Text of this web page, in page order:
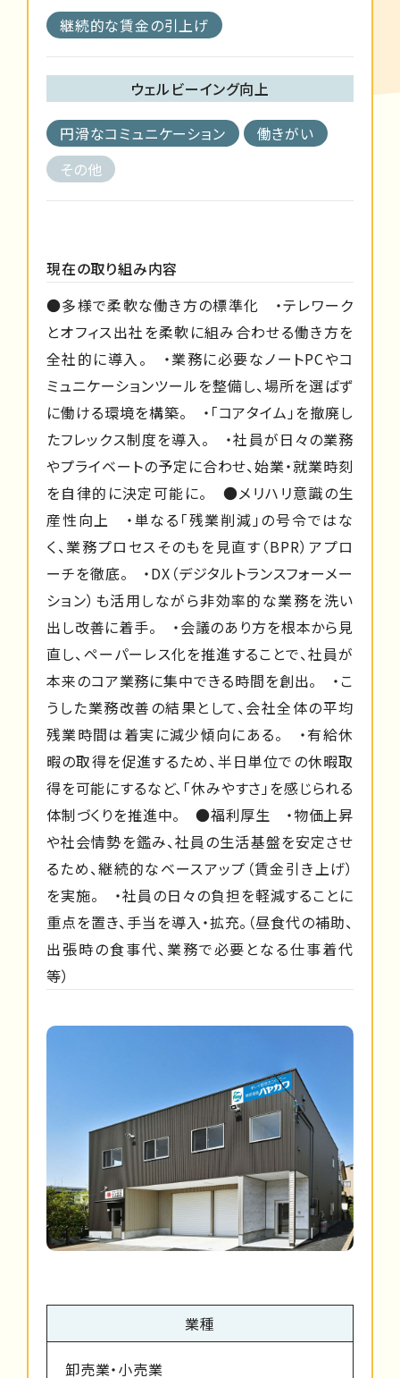
継続的な賃金の引上げ
ウェルビーイング向上
円滑なコミュニケーション
働きがい
その他
現在の取り組み内容
●多様で柔軟な働き方の標準化 ・テレワーク
とオフィス出社を柔軟に組み合わせる働き方を
全社的に導入。 ・業務に必要なノートPCやコ
ミュニケーションツールを整備し、場所を選ばず
に働ける環境を構築。 ・「コアタイム」を撤廃し
たフレックス制度を導入。 ・社員が日々の業務
やプライベートの予定に合わせ、始業・就業時刻
を自律的に決定可能に。 ●メリハリ意識の生
産性向上 ・単なる「残業削減」の号令ではな
く、業務プロセスそのもを見直す（BPR）アプロ
ーチを徹底。 ・DX（デジタルトランスフォーメー
ション）も活用しながら非効率的な業務を洗い
出し改善に着手。 ・会議のあり方を根本から見
直し、ペーパーレス化を推進することで、社員が
本来のコア業務に集中できる時間を創出。 ・こ
うした業務改善の結果として、会社全体の平均
残業時間は着実に減少傾向にある。 ・有給休
暇の取得を促進するため、半日単位での休暇取
得を可能にするなど、「休みやすさ」を感じられる
体制づくりを推進中。 ●福利厚生 ・物価上昇
や社会情勢を鑑み、社員の生活基盤を安定させ
るため、継続的なベースアップ（賃金引き上げ）
を実施。 ・社員の日々の負担を軽減することに
重点を置き、手当を導入・拡充。（昼食代の補助、
出張時の食事代、業務で必要となる仕事着代
等）
業種
卸売業・小売業